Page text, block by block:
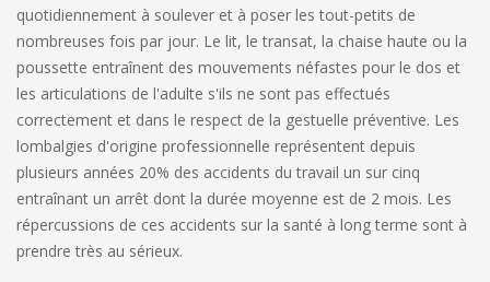
quotidiennement à soulever et à poser les tout-petits de
nombreuses fois par jour. Le lit, le transat, la chaise haute ou la
poussette entraînent des mouvements néfastes pour le dos et
les articulations de l'adulte s'ils ne sont pas effectués
correctement et dans le respect de la gestuelle préventive. Les
lombalgies d'origine professionnelle représentent depuis
plusieurs années 20% des accidents du travail un sur cinq
entraînant un arrêt dont la durée moyenne est de 2 mois. Les
répercussions de ces accidents sur la santé à long terme sont à
prendre très au sérieux.